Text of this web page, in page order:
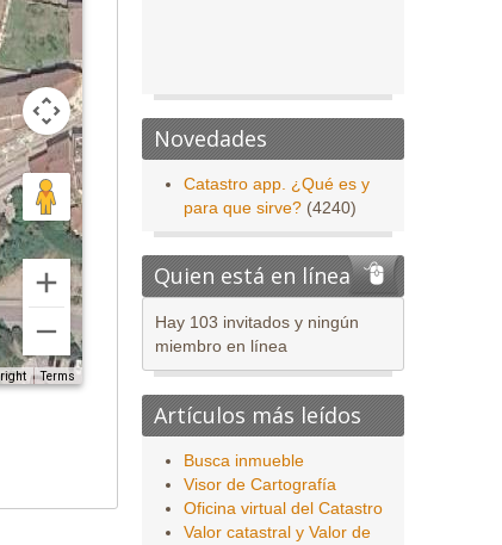
Terms
Novedades
Catastro app. ¿Qué es y
para que sirve? (4240)
Quien está en línea
Hay 103 invitados y ningún
miembro en línea
Artículos más leídos
Busca inmueble
Visor de Cartografía
Oficina virtual del Catastro
Valor catastral y Valor de